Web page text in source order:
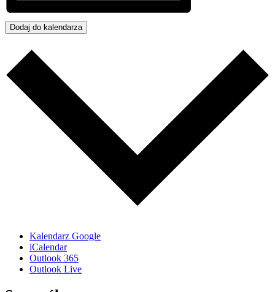
Dodaj do kalendarza
Kalendarz Google
iCalendar
Outlook 365
Outlook Live